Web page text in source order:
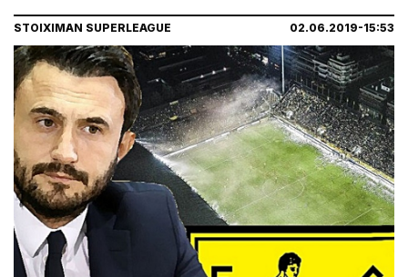
STOIXIMAN SUPERLEAGUE 02.06.2019-15:53